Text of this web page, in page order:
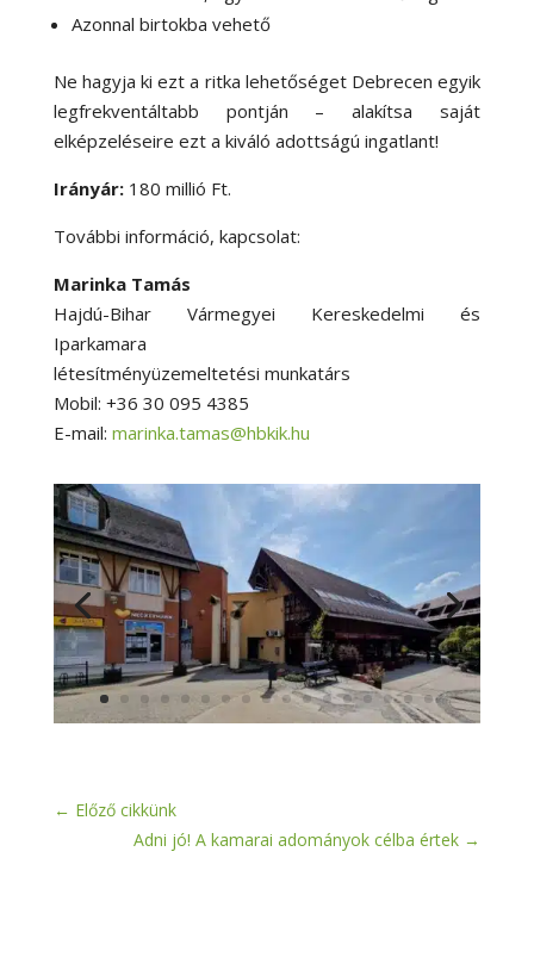
Azonnal birtokba vehető
Ne hagyja ki ezt a ritka lehetőséget Debrecen egyik
legfrekventáltabb pontján – alakítsa saját
elképzeléseire ezt a kiváló adottságú ingatlant!
Irányár:180 millió Ft.
További információ, kapcsolat:
Marinka Tamás
Hajdú-Bihar Vármegyei Kereskedelmi és
Iparkamara
létesítményüzemeltetési munkatárs
Mobil: +36 30 095 4385
E-mail: marinka.tamas@hbkik.hu
← Előző cikkünk
Adni jó! A kamarai adományok célba értek →